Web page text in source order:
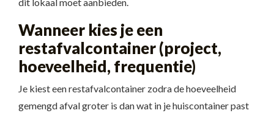
dit lokaal moet aanbieden.
Wanneer kies je een
restafvalcontainer (project,
hoeveelheid, frequentie)
Je kiest een restafvalcontainer zodra de hoeveelheid
gemengd afval groter is dan wat in je huiscontainer past